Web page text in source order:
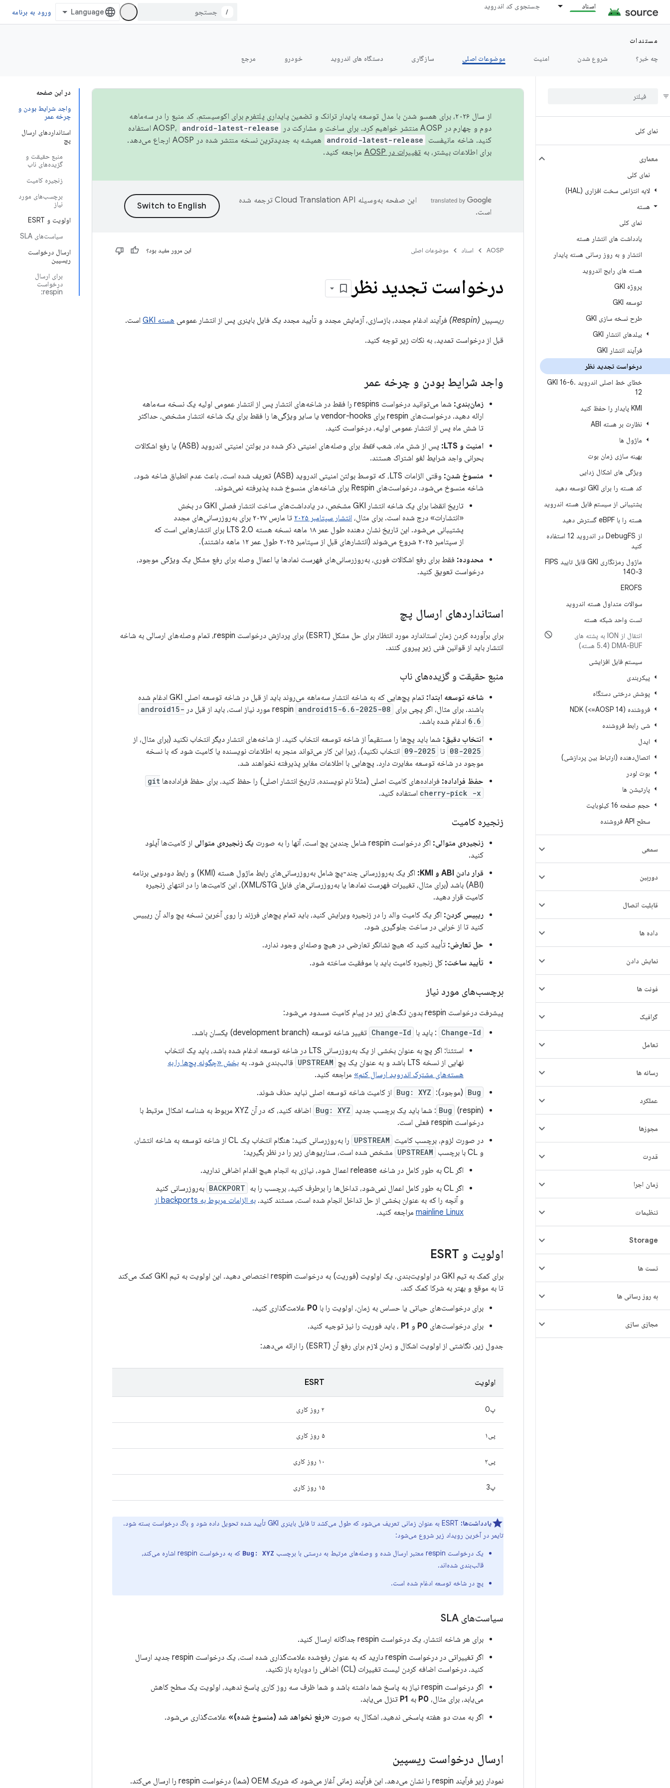
اسناد جستجوی کد اندروید
/ ورود به برنامه
مستندات
چه خبر؟
شروع شدن امنیت موضوعات اصلی سازگاری دستگاه های اندروید خودرو مرجع
نمای کلی
معماری
نمای کلی
لایه انتزاعی سخت افزاری (HAL)
هسته
نمای کلی
یادداشت های انتشار هسته
انتشار و به روز رسانی هسته پایدار
هسته های رایج اندروید
پروژه GKI
توسعه GKI
طرح نسخه سازی GKI
بیلدهای انتشار GKI
فرآیند انتشار GKI
درخواست تجدید نظر
خطای خط اصلی اندروید GKI 16-6 .
12
KMI پایدار را حفظ کنید
نظارت بر هسته ABI
ماژول ها
بهینه سازی زمان بوت
ویژگی های اشکال زدایی
کد هسته را برای GKI توسعه دهید
پشتیبانی از سیستم فایل هسته اندروید
هسته را با e BPF گسترش دهید
از Debug
FS در اندروید 12 استفاده
کنید
ماژول رمزنگاری GKI قابل تایید FIPS
140-3
EROFS
سوالات متداول هسته اندروید
تست واحد شبکه هسته
انتقال از ION به پشته های
DMA-BUF (5
.4 هسته)
سیستم فایل افزایشی
پیکربندی
پوشش درختی دستگاه
فروشنده NDK (<=AOSP 14)
شی رابط فروشنده
ایدل
اتصال‌دهنده (ارتباط بین پردازشی)
بوت لودر
پارتیشن ها
حجم صفحه 16 کیلوبایت
سطح API فروشنده
سمعی
دوربین
قابلیت اتصال
داده ها
نمایش دادن
فونت ها
گرافیک
تعامل
رسانه ها
عملکرد
مجوزها
قدرت
زمان اجرا
تنظیمات
Storage
تست ها
به روز رسانی ها
مجازی سازی
در این صفحه
واجد شرایط بودن و
چرخه عمر
استانداردهای ارسال
پچ
منبع حقیقت و
گزیده‌های ناب
زنجیره کامیت
برچسب‌های مورد
نیاز
اولویت و ESRT
سیاست‌های SLA
ارسال درخواست
ریسپین
برای ارسال
درخواست
respin:
از سال ۲۰۲۶، برای همسو شدن با مدل توسعه پایدار ترانک و تضمین پایداری پلتفرم برای اکوسیستم، کد منبع را در سه‌ماهه
دوم و چهارم در AOSP منتشر خواهیم کرد. برای ساخت و مشارکت در AOSP،
android-latest-release
استفاده
کنید. شاخه مانیفست
android-latest-release
همیشه به جدیدترین نسخه منتشر شده در AOSP ارجاع می‌دهد.
برای اطلاعات بیشتر، به تغییرات در AOSP مراجعه کنید.
این صفحه به‌وسیله
ترجمه شده
است.
AOSP اسناد موضوعات اصلی این مرور مفید بود؟
درخواست تجدید نظر
ریسپین (Respin) فرآیند ادغام مجدد، بازسازی، آزمایش مجدد و تأیید مجدد یک فایل باینری پس از انتشار عمومی هسته GKI
است.
قبل از درخواست تمدید، به نکات زیر توجه کنید.
واجد شرایط بودن و چرخه عمر
زمان‌بندی:
شما می‌توانید درخواست respins را فقط در شاخه‌های انتشار پس از انتشار عمومی اولیه یک نسخه سه‌ماهه
ارائه دهید. درخواست‌های respin برای vendor-hooks یا سایر ویژگی‌ها را فقط برای یک شاخه انتشار مشخص، حداکثر
تا شش ماه پس از انتشار عمومی اولیه، درخواست کنید.
امنیت و LTS:
پس از شش ماه، شعبفقط
برای وصله‌های امنیتی ذکر شده در بولتن امنیتی اندروید (ASB) یا رفع اشکالات
بحرانی واجد شرایط لغو اشتراک هستند.
منسوخ شدن:
وقتی الزامات LTS، که توسط بولتن امنیتی اندروید (ASB) تعریف شده است، باعث عدم انطباق شاخه شود،
شاخه منسوخ می‌شود. درخواست‌های Respin برای شاخه‌های منسوخ شده پذیرفته نمی‌شوند.
تاریخ انقضا برای یک شاخه انتشار GKI مشخص، در یادداشت‌های ساخت انتشار فصلی GKI در بخش
«انتشارات» درج شده است. برای مثال، انتشار سپتامبر ۲۰۲۵
تا مارس ۲۰۲۷ برای به‌روزرسانی‌های مجدد
پشتیبانی می‌شود. این تاریخ نشان دهنده طول عمر ۱۸ ماهه نسخه هسته LTS 2.0 برای انتشارهایی است که
از سپتامبر ۲۰۲۵ شروع می‌شوند (انتشارهای قبل از سپتامبر ۲۰۲۵ طول عمر ۱۲ ماهه داشتند).
محدوده: فقط برای رفع اشکالات فوری، به‌روزرسانی‌های فهرست نمادها یا اعمال وصله برای رفع مشکل یک ویژگی موجود،
درخواست تعویق کنید.
استانداردهای ارسال پچ
برای برآورده کردن زمان استاندارد مورد انتظار برای حل مشکل (ESRT) برای پردازش درخواست respin، تمام وصله‌های ارسالی به شاخه
انتشار باید از قوانین فنی زیر پیروی کنند.
منبع حقیقت و گزیده‌های ناب
شاخه توسعه ابتدا:
تمام پچ‌هایی که به شاخه انتشار سه‌ماهه می‌روند باید از قبل در شاخه توسعه اصلی GKI ادغام شده
باشند. برای مثال، اگر پچی برای respin android15-6.6-2025-08 مورد نیاز است، باید از قبل در android15-
6.6 ادغام شده باشد.
انتخاب دقیق: شما باید پچ‌ها را مستقیماً از شاخه توسعه انتخاب کنید. از شاخه‌های انتشار دیگر انتخاب نکنید (برای مثال، از
2025-08 تا 2025-09
انتخاب نکنید)، زیرا این کار می‌تواند منجر به اطلاعات نویسنده یا کامیت شود که با نسخه
موجود در شاخه توسعه مغایرت دارد. پچ‌هایی با اطلاعات مغایر پذیرفته نخواهند شد.
حفظ فراداده: فراداده‌های کامیت اصلی (مثلاً نام نویسنده، تاریخ انتشار اصلی) را حفظ کنید. برای حفظ فراداده‌ها git
cherry-pick -x استفاده کنید.
زنجیره کامیت
زنجیره‌ی متوالی: اگر درخواست respin شامل چندین پچ است، آنها را به صورت یک زنجیره‌ی متوالی از کامیت‌ها آپلود
کنید.
قرار دادن ABI و KMI:
اگر یک به‌روزرسانی چند-پچ شامل به‌روزرسانی‌های رابط ماژول هسته (KMI) و رابط دودویی برنامه
(ABI) باشد (برای مثال، تغییرات فهرست نمادها یا به‌روزرسانی‌های فایل XML/STG)، این کامیت‌ها را در انتهای زنجیره
کامیت قرار دهید.
ریبیس کردن: اگر یک کامیت والد را در زنجیره ویرایش کنید، باید تمام پچ‌های فرزند را روی آخرین نسخه پچ والد آن ریبیس
کنید تا از خرابی در ساخت جلوگیری شود.
حل تعارض: تأیید کنید که هیچ نشانگر تعارضی در هیچ وصله‌ای وجود ندارد.
تأیید ساخت: کل زنجیره کامیت باید با موفقیت ساخته شود.
برچسب‌های مورد نیاز
پیشرفت درخواست respin بدون تگ‌های زیر در پیام کامیت مسدود می‌شود:
Change-Id : باید با Change-Id تغییر شاخه توسعه (development branch) یکسان باشد.
استثنا: اگر پچ به عنوان بخشی از یک به‌روزرسانی LTS در شاخه توسعه ادغام شده باشد، باید یک انتخاب
نهایی از نسخه LTS باشد و به عنوان یک پچ
UPSTREAM قالب‌بندی شود. به بخش «چگونه پچ‌ها را به
هسته‌های مشترک اندروید ارسال کنم» مراجعه کنید.
Bug (موجود): Bug: XYZ از کامیت شاخه توسعه اصلی نباید حذف شوند.
Bug (respin): شما باید یک برچسب جدید Bug: XYZ
اضافه کنید، که در آن XYZ مربوط به شناسه اشکال مرتبط با
درخواست respin فعلی است.
در صورت لزوم، برچسب کامیت UPSTREAM
را به‌روزرسانی کنید: هنگام انتخاب یک CL از شاخه توسعه به شاخه انتشار،
و CL با برچسب
UPSTREAM مشخص شده است، سناریوهای زیر را در نظر بگیرید:
اگر CL به طور کامل در شاخه release اعمال شود، نیازی به انجام هیچ اقدام اضافی ندارید.
اگر CL به طور کامل اعمال نمی‌شود، تداخل‌ها را برطرف کنید، برچسب را به
BACKPORT به‌روزرسانی کنید
و آنچه را که به عنوان بخشی از حل تداخل انجام شده است، مستند کنید.
به الزامات مربوط به backports از
mainline Linux مراجعه کنید.
اولویت و ESRT
برای کمک به تیم GKI در اولویت‌بندی، یک اولویت (فوریت) به درخواست respin اختصاص دهید. این اولویت به تیم GKI کمک می‌کند
تا به موقع و بهتر به شرکا کمک کند.
برای درخواست‌های حیاتی یا حساس به زمان، اولویت را با P0 علامت‌گذاری کنید.
برای درخواست‌های P0 و P1 ، باید فوریت را نیز توجیه کنید.
جدول زیر، نگاشتی از اولویت اشکال و زمان لازم برای رفع آن (ESRT) را ارائه می‌دهد:
اولویت ESRT
پ0 ۲ روز کاری
پی۱ ۵ روز کاری
پی۲ ۱۰ روز کاری
پ3 ۱۵ روز کاری
یادداشت‌ها:
ESRT به عنوان زمانی تعریف می‌شود که طول می‌کشد تا فایل باینری GKI تأیید شده تحویل داده شود و باگ درخواست بسته شود.
تایمر در آخرین رویداد زیر شروع می‌شود:
یک درخواست respin معتبر ارسال شده و وصله‌های مرتبط به درستی با برچسب
Bug: XYZ
که به درخواست respin اشاره می‌کند،
قالب‌بندی شده‌اند.
پچ در شاخه توسعه ادغام شده است.
سیاست‌های SLA
برای هر شاخه انتشار، یک درخواست respin جداگانه ارسال کنید.
اگر تغییراتی در درخواست respin دارید که به عنوان رفع‌شده علامت‌گذاری شده است، یک درخواست respin جدید ارسال
کنید. درخواست اضافه کردن لیست تغییرات (CL) اضافی را دوباره باز نکنید.
اگر درخواست respin نیاز به پاسخ شما داشته باشد و شما ظرف سه روز کاری پاسخ ندهید، اولویت یک سطح کاهش
می‌یابد، برای مثال، P0 به P1 تنزل می‌یابد.
اگر به مدت دو هفته پاسخی ندهید، اشکال به صورت «رفع نخواهد شد (منسوخ شده)» علامت‌گذاری می‌شود.
ارسال درخواست ریسپین
نمودار زیر فرآیند respin را نشان می‌دهد. این فرآیند زمانی آغاز می‌شود که شریک OEM (شما) درخواست respin را ارسال می‌کند.